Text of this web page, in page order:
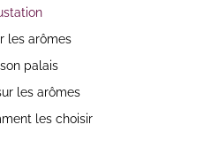
les arômes
palais
les arômes
les choisir